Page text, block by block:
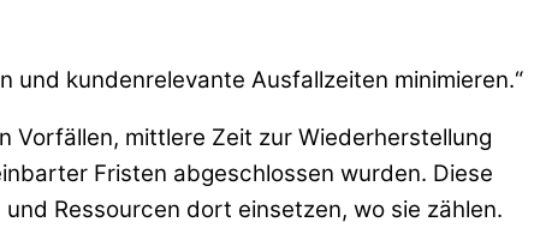
und kundenrelevante Ausfallzeiten minimieren.“
mittlere Zeit zur Wiederherstellung
Fristen abgeschlossen wurden. Diese
Ressourcen dort einsetzen, wo sie zählen.